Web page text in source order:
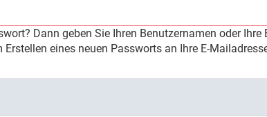
Dann geben Sie Ihren Benutzernamen oder Ihre
eines neuen Passworts an Ihre E-